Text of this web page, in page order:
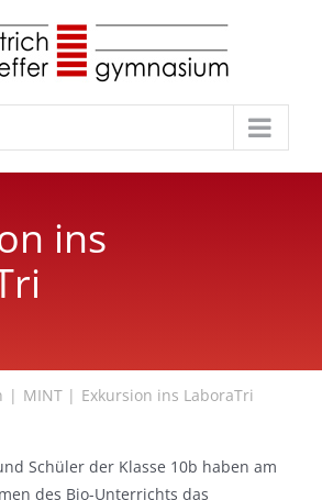
ins
MINT Exkursion ins LaboraTri
Schüler der Klasse 10b haben am
des Bio-Unterrichts das